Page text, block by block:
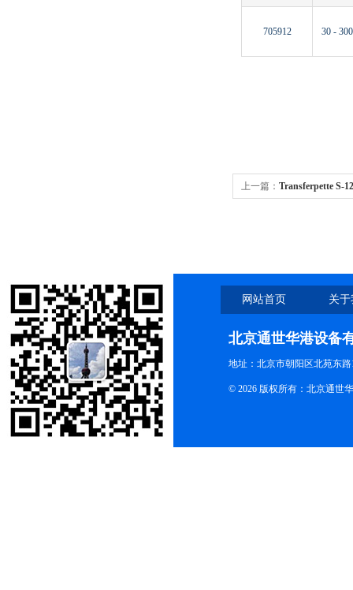
705912 30 -
上一篇： Transferpette S-
网站首页 关
北京通世华港设备
地址：北京市朝阳区北苑东路
© 2026 版权所有：北京通世